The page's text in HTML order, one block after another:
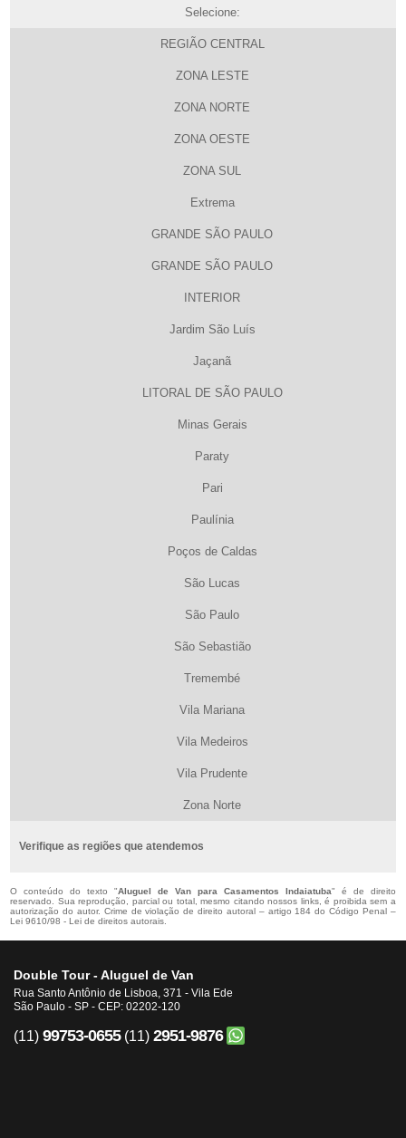
Selecione:
REGIÃO CENTRAL
ZONA LESTE
ZONA NORTE
ZONA OESTE
ZONA SUL
Extrema
GRANDE SÃO PAULO
GRANDE SÃO PAULO
INTERIOR
Jardim São Luís
Jaçanã
LITORAL DE SÃO PAULO
Minas Gerais
Paraty
Pari
Paulínia
Poços de Caldas
São Lucas
São Paulo
São Sebastião
Tremembé
Vila Mariana
Vila Medeiros
Vila Prudente
Zona Norte
Verifique as regiões que atendemos
O conteúdo do texto "Aluguel de Van para Casamentos Indaiatuba" é de direito
reservado. Sua reprodução, parcial ou total, mesmo citando nossos links, é proibida sem a
autorização do autor. Crime de violação de direito autoral – artigo 184 do Código Penal –
Lei 9610/98 - Lei de direitos autorais
Double Tour - Aluguel de Van
Rua Santo Antônio de Lisboa, 371 - Vila Ede
São Paulo - SP - CEP: 02202-120
(11) 99753-0655 (11) 2951-9876